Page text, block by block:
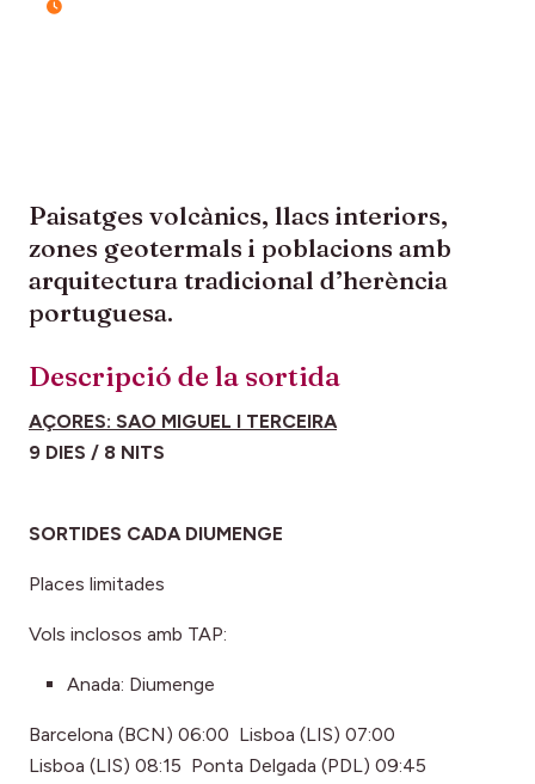
Paisatges volcànics, llacs interiors,
zones geotermals i poblacions amb
arquitectura tradicional d’herència
portuguesa.
Descripció de la sortida
AÇORES: SAO MIGUEL I TERCEIRA
9 DIES / 8 NITS
SORTIDES CADA DIUMENGE
Places limitades
Vols inclosos amb TAP:
Anada: Diumenge
Barcelona (BCN) 06:00 Lisboa (LIS) 07:00
Lisboa (LIS) 08:15 Ponta Delgada (PDL) 09:45